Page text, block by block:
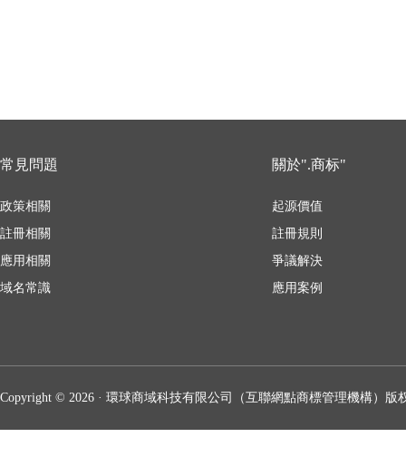
常見問題
政策相關
註冊相關
應用相關
域名常識
關於".商标"
起源價值
註冊規則
爭議解決
應用案例
Copyright © 2026 · 環球商域科技有限公司（互聯網點商標管理機構）版